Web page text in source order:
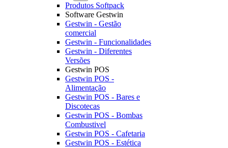
Produtos Softpack
Software Gestwin
Gestwin - Gestão
comercial
Gestwin - Funcionalidades
Gestwin - Diferentes
Versões
Gestwin POS
Gestwin POS -
Alimentação
Gestwin POS - Bares e
Discotecas
Gestwin POS - Bombas
Combustivel
Gestwin POS - Cafetaria
Gestwin POS - Estética